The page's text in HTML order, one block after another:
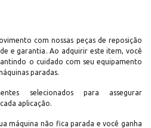
com nossas peças de reposição
e garantia. Ao adquirir este item, você
o cuidado com seu equipamento
paradas.
selecionados para assegurar
aplicação.
máquina não fica parada e você ganha